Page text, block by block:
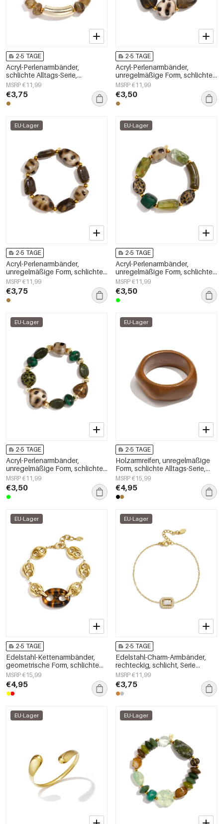
2-5 TAGE
Acryl-Perlenarmbänder,
schlichte Alltags-Serie,
Damenschmuck
MSRP €11,99
€3,75
2-5 TAGE
Acryl-Perlenarmbänder,
unregelmäßige Form, schlichte
Alltagsserie, Damenschmuck
MSRP €11,99
€3,50
EU-Lager
2-5 TAGE
Acryl-Perlenarmbänder,
unregelmäßige Form, schlichte
Alltagsserie, Damenschmuck
MSRP €11,99
€3,75
EU-Lager
2-5 TAGE
Acryl-Perlenarmbänder,
unregelmäßige Form, schlichte
Alltagsserie, Damenschmuck
MSRP €11,99
€3,50
EU-Lager
2-5 TAGE
Acryl-Perlenarmbänder,
unregelmäßige Form, schlichte
Alltagsserie, Damenschmuck
MSRP €11,99
€3,50
EU-Lager
2-5 TAGE
Holzarmreifen, unregelmäßige
Form, schlichte Alltags-Serie,
Damenschmuck
MSRP €15,99
€4,95
EU-Lager
2-5 TAGE
Edelstahl-Kettenarmbänder,
geometrische Form, schlichte
Alltagsserie, Damenschmuck
MSRP €15,99
€4,95
EU-Lager
2-5 TAGE
Edelstahl-Charm-Armbänder,
rechteckig, schlicht, Serie
„Damenschmuck“
MSRP €11,99
€3,75
EU-Lager EU-Lager